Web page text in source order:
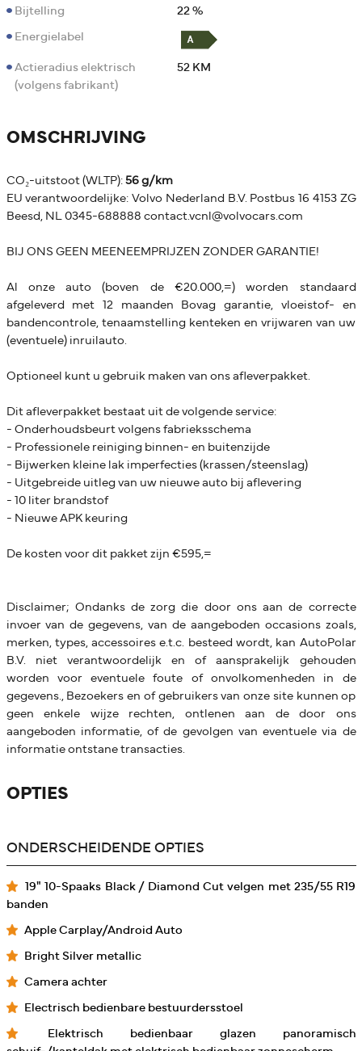
Bijtelling 22 %
Energielabel
Actieradius elektrisch
(volgens fabrikant)
52 KM
OMSCHRIJVING
CO₂-uitstoot (WLTP): 56 g/km
EU verantwoordelijke: Volvo Nederland B.V. Postbus 16 4153 ZG
Beesd, NL 0345-688888 contact.vcnl@volvocars.com
BIJ ONS GEEN MEENEEMPRIJZEN ZONDER GARANTIE!
Al onze auto (boven de €20.000,=) worden standaard
afgeleverd met 12 maanden Bovag garantie, vloeistof- en
bandencontrole, tenaamstelling kenteken en vrijwaren van uw
(eventuele) inruilauto.
Optioneel kunt u gebruik maken van ons afleverpakket.
Dit afleverpakket bestaat uit de volgende service:
- Onderhoudsbeurt volgens fabrieksschema
- Professionele reiniging binnen- en buitenzijde
- Bijwerken kleine lak imperfecties (krassen/steenslag)
- Uitgebreide uitleg van uw nieuwe auto bij aflevering
- 10 liter brandstof
- Nieuwe APK keuring
De kosten voor dit pakket zijn €595,=
Disclaimer; Ondanks de zorg die door ons aan de correcte
invoer van de gegevens, van de aangeboden occasions zoals,
merken, types, accessoires e.t.c. besteed wordt, kan AutoPolar
B.V. niet verantwoordelijk en of aansprakelijk gehouden
worden voor eventuele foute of onvolkomenheden in de
gegevens., Bezoekers en of gebruikers van onze site kunnen op
geen enkele wijze rechten, ontlenen aan de door ons
aangeboden informatie, of de gevolgen van eventuele via de
informatie ontstane transacties.
OPTIES
ONDERSCHEIDENDE OPTIES
19" 10-Spaaks Black / Diamond Cut velgen met 235/55 R19
banden
Apple Carplay/Android Auto
Bright Silver metallic
Camera achter
Electrisch bedienbare bestuurdersstoel
Elektrisch bedienbaar glazen panoramisch